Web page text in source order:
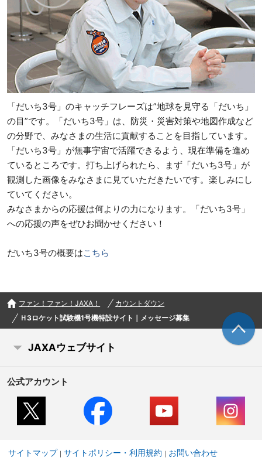
「だいち3号」のキャッチフレーズは”地球を見守る「だいち」
の目”です。「だいち3号」は、防災・災害対策や地図作成など
の分野で、みなさまの生活に貢献することを目指しています。
「だいち3号」が無事宇宙で活躍できるよう、現在準備を進め
ているところです。打ち上げられたら、まず「だいち3号」が
観測した画像をみなさまに見ていただきたいです。楽しみにし
ていてください。
みなさまからの応援は何よりの力になります。「だいち3号」
への応援の声をぜひお聞かせください！
だいち3号の概要はこちら
ファン！ファン！JAXA！
カウントダウン
Ｈ3ロケット試験機1号機特設サイト｜メッセージ募集
JAXAウェブサイト
公式アカウント
サイトマップ サイトポリシー・利用規約 お問い合わせ